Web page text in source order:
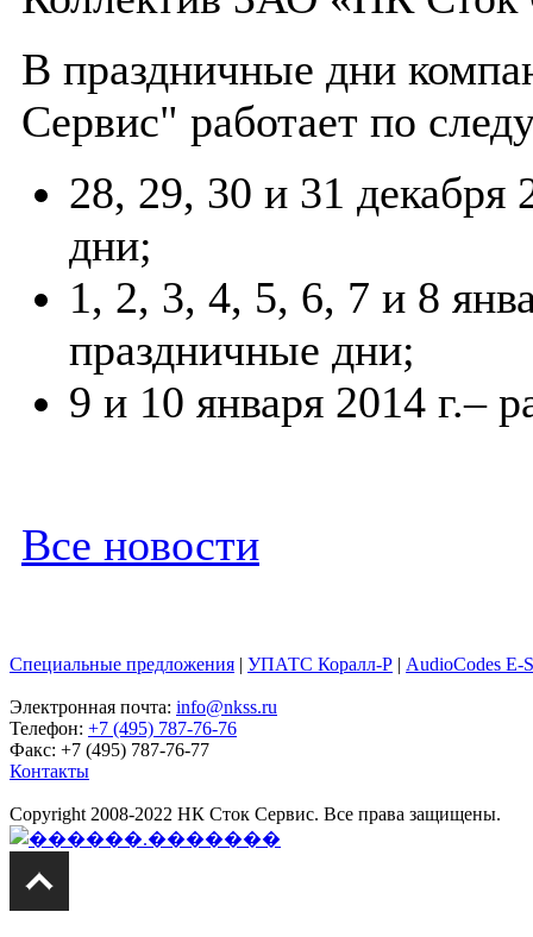
В праздничные дни
Сервис" работает по
28, 29, 30 и 31 декабря
дни;
1, 2, 3, 4, 5, 6, 7 и 8
праздничные дни;
9 и 10 января 2014 г.–
Все новости
Специальные предложения | УПАТС Коралл-Р | AudioCodes E-
Электронная почта: info@nkss.ru
Телефон: +7 (495) 787-76-76
Факс: +7 (495) 787-76-77
Контакты
Copyright 2008-2022 НК Сток Сервис. Все права защищены.